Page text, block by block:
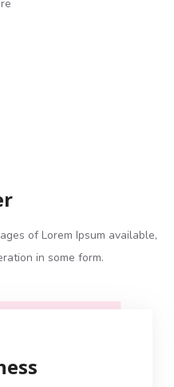
of Lorem Ipsum available,
in some form.